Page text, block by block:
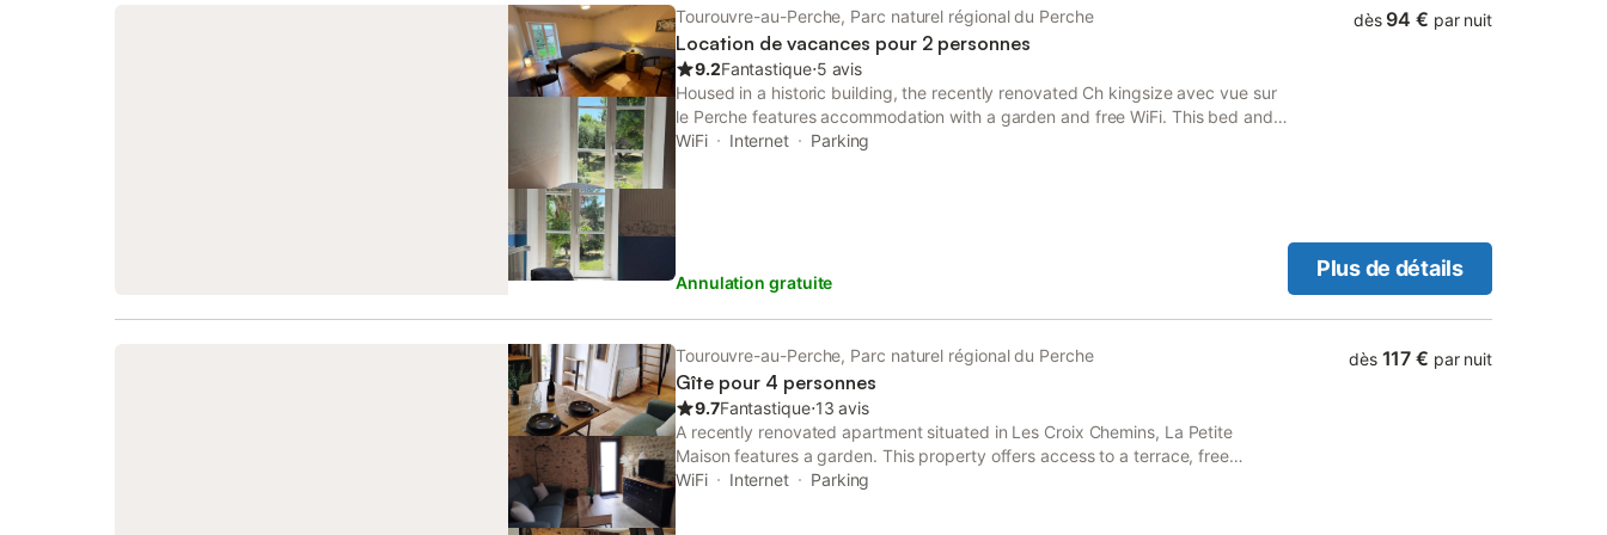
Tourouvre-au-Perche, Parc naturel régional du Perche
Location de vacances pour 2 personnes
9.2Fantastique⋅5 avis
Housed in a historic building, the recently renovated Ch kingsize avec vue sur
le Perche features accommodation with a garden and free WiFi. This bed and
breakfast provides free private parking and full-day security.
WiFi Internet Parking
Annulation gratuite
dès 94 € par nuit
Plus de détails
Tourouvre-au-Perche, Parc naturel régional du Perche
Gîte pour 4 personnes
9.7Fantastique⋅13 avis
A recently renovated apartment situated in Les Croix Chemins, La Petite
Maison features a garden. This property offers access to a terrace, free
private parking and free WiFi. The property is non-smoking and is located 23
WiFi Internet Parking
dès 117 € par nuit